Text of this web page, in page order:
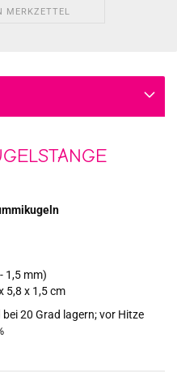
MERKZETTEL
1,5 mm)
5,8 x 1,5 cm
20 Grad lagern; vor Hitze